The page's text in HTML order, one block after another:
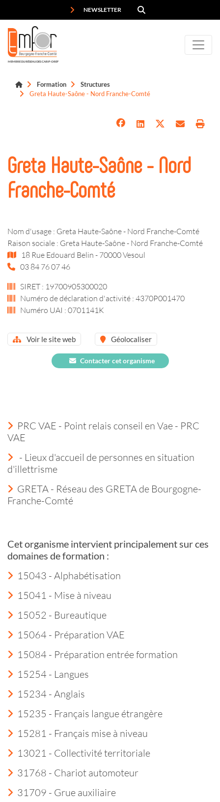
NEWSLETTER
MEMBRE DU RÉSEAU DES CARIF-OREF
Formation
Structures
Greta Haute-Saône - Nord Franche-Comté
Greta Haute-Saône - Nord
Franche-Comté
Nom d'usage : Greta Haute-Saône - Nord Franche-Comté
Raison sociale : Greta Haute-Saône - Nord Franche-Comté
18 Rue Edouard Belin - 70000 Vesoul
03 84 76 07 46
SIRET : 19700905300020
Numéro de déclaration d'activité : 4370P001470
Numéro UAI : 0701141K
Voir le site web Géolocaliser
Contacter cet organisme
PRC VAE - Point relais conseil en Vae - PRC
VAE
- Lieux d'accueil de personnes en situation
d'illettrisme
GRETA - Réseau des GRETA de Bourgogne-
Franche-Comté
Cet organisme intervient principalement sur ces
domaines de formation :
15043 - Alphabétisation
15041 - Mise à niveau
15052 - Bureautique
15064 - Préparation VAE
15084 - Préparation entrée formation
15254 - Langues
15234 - Anglais
15235 - Français langue étrangère
15281 - Français mise à niveau
13021 - Collectivité territoriale
31768 - Chariot automoteur
31709 - Grue auxiliaire
Panneau de gestion des cookies